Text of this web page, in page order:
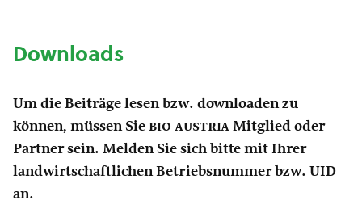
Downloads
Um die Beiträge lesen bzw. downloaden zu
können, müssen Sie bio austria Mitglied oder
Partner sein. Melden Sie sich bitte mit Ihrer
landwirtschaftlichen Betriebsnummer bzw. UID
an.